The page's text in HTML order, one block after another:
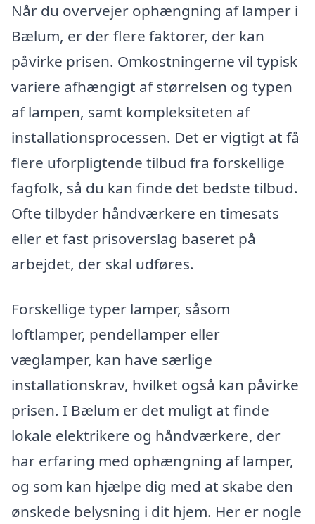
Når du overvejer ophængning af lamper i
Bælum, er der flere faktorer, der kan
påvirke prisen. Omkostningerne vil typisk
variere afhængigt af størrelsen og typen
af lampen, samt kompleksiteten af
installationsprocessen. Det er vigtigt at få
flere uforpligtende tilbud fra forskellige
fagfolk, så du kan finde det bedste tilbud.
Ofte tilbyder håndværkere en timesats
eller et fast prisoverslag baseret på
arbejdet, der skal udføres.
Forskellige typer lamper, såsom
loftlamper, pendellamper eller
væglamper, kan have særlige
installationskrav, hvilket også kan påvirke
prisen. I Bælum er det muligt at finde
lokale elektrikere og håndværkere, der
har erfaring med ophængning af lamper,
og som kan hjælpe dig med at skabe den
ønskede belysning i dit hjem. Her er nogle